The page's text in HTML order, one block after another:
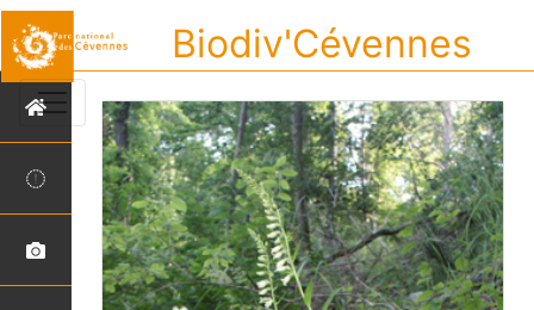
Biodiv'Cévennes